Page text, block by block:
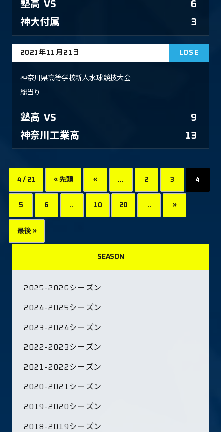
塾高 VS
6
神大付属
3
2021年11月21日 LOSE
神奈川県高等学校新人水球競技大会
総当り
塾高 VS
9
神奈川工業高
13
4 / 21 « 先頭 « ... 2 3 4
5 6 ... 10 20 ... »
最後 »
SEASON
2025-2026シーズン
2024-2025シーズン
2023-2024シーズン
2022-2023シーズン
2021-2022シーズン
2020-2021シーズン
2019-2020シーズン
2018-2019シーズン